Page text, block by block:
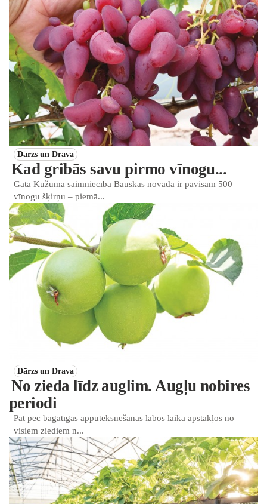
Dārzs un Drava
Kad gribās savu pirmo vīnogu...
Gata Kužuma saimniecībā Bauskas novadā ir pavisam 500
vīnogu šķirņu – piemā...
Dārzs un Drava
No zieda līdz auglim. Augļu nobires
periodi
Pat pēc bagātīgas apputeksnēšanās labos laika apstākļos no
visiem ziediem n...